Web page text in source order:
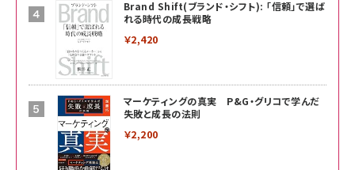
Brand Shift(ブランド・シフト): 「信頼」で選ば
れる時代の成長戦略
￥2,420
マーケティングの真実 P&G・グリコで学んだ
失敗と成長の法則
￥2,200